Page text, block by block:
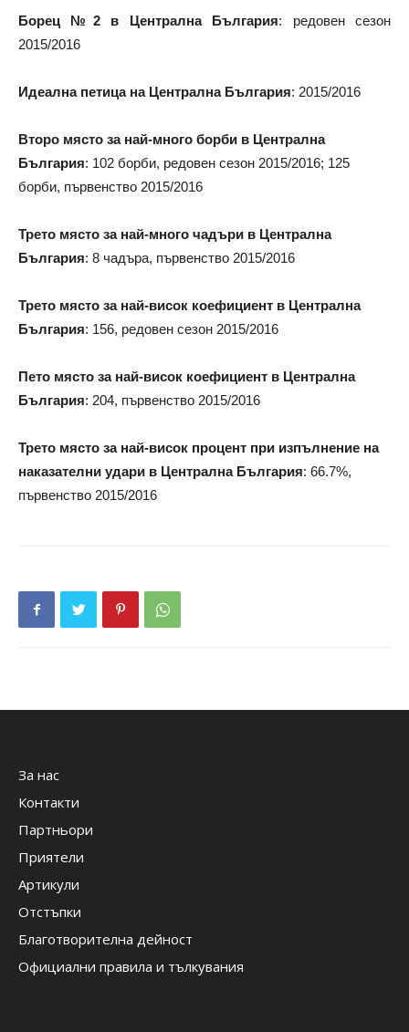
Борец №2 в Централна България: редовен сезон
2015/2016
Идеална петица на Централна България: 2015/2016
Второ място за най-много борби в Централна
България: 102 борби, редовен сезон 2015/2016; 125
борби, първенство 2015/2016
Трето място за най-много чадъри в Централна
България: 8 чадъра, първенство 2015/2016
Трето място за най-висок коефициент в Централна
България: 156, редовен сезон 2015/2016
Пето място за най-висок коефициент в Централна
България: 204, първенство 2015/2016
Трето място за най-висок процент при изпълнение на
наказателни удари в Централна България: 66.7%,
първенство 2015/2016
За нас
Контакти
Партньори
Приятели
Артикули
Отстъпки
Благотворителна дейност
Официални правила и тълкувания